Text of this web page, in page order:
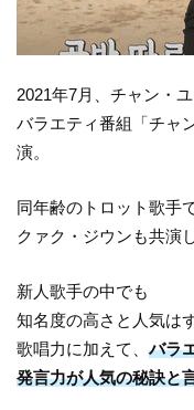
2021年7月、チャン・
バラエティ番組「チャ
演。
同年齢のトロット歌手
クァク・ジウンも共演
新人歌手の中でも
知名度の高さと人気は
歌唱力に加えて、バラ
発言力が人気の秘訣と